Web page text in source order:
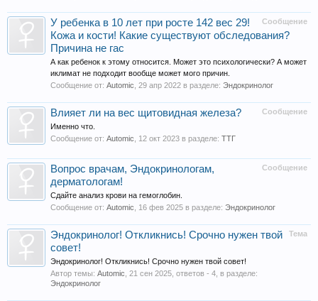
Сообщение
У ребенка в 10 лет при росте 142 вес 29!
Кожа и кости! Какие существуют обследования?
Причина не гас
А как ребенок к этому относится. Может это психологически? А может
иклимат не подходит вообще может мого причин.
Сообщение от: Automic 29 апр 2022 в разделе: Эндокринолог
Сообщение
Влияет ли на вес щитовидная железа?
Именно что.
Сообщение от: Automic 12 окт 2023 в разделе: ТТГ
Сообщение
Вопрос врачам, Эндокринологам,
дерматологам!
Сдайте анализ крови на гемоглобин.
Сообщение от: Automic 16 фев 2025 в разделе: Эндокринолог
Тема
Эндокринолог! Откликнись! Срочно нужен твой
совет!
Эндокринолог! Откликнись! Срочно нужен твой совет!
Автор темы: Automic 21 сен 2025 , ответов - 4, в разделе:
Эндокринолог